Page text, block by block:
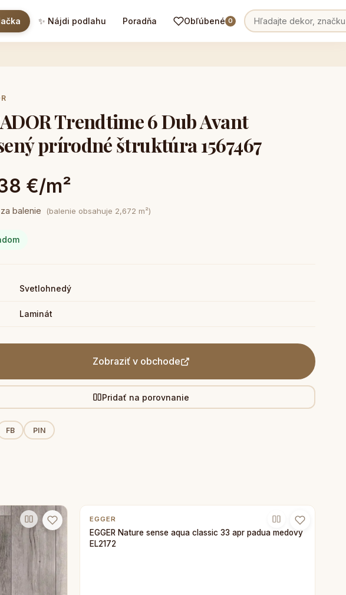
✨ Nájdi podlahu Poradňa Obľúbené 0
Trendtime 6 Dub Avant
prírodné štruktúra 1567467
€/m²
za balenie (balenie obsahuje 2,672 m²)
Svetlohnedý
Laminát
Zobraziť v obchode
Pridať na porovnanie
FB PIN
EGGER
EGGER Nature sense aqua classic 33 apr padua medový
EL2172